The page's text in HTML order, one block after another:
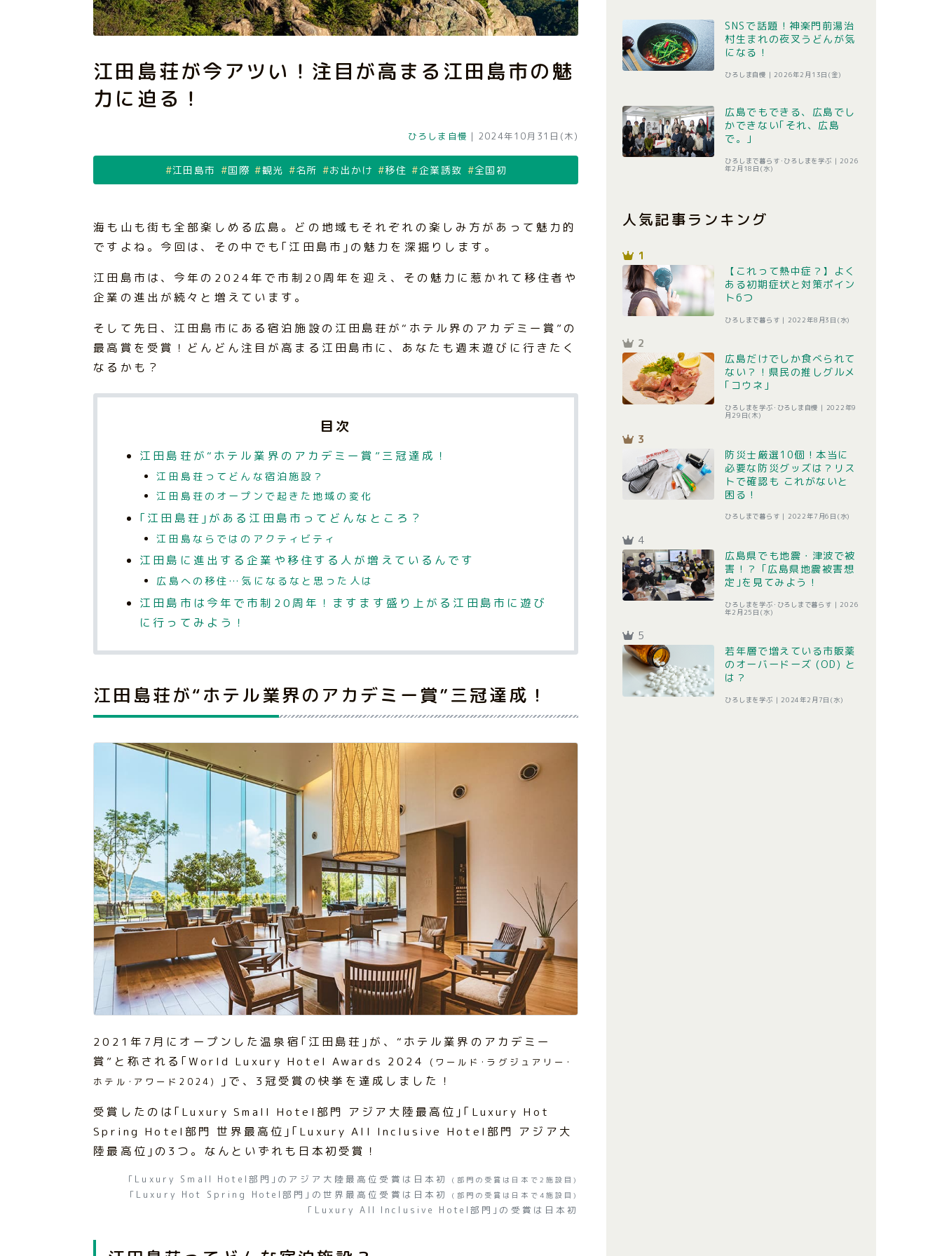
江田島荘が今アツい！注目が高まる江田島市の魅
力に迫る！
ひろしま自慢 | 2024年10月31日(木)
江田島市 国際 観光 名所 お出かけ 移住 企業誘致 全国初
海も山も街も全部楽しめる広島。どの地域もそれぞれの楽しみ方があって魅力的
ですよね。今回は、その中でも｢江田島市｣の魅力を深掘りします。
江田島市は、今年の2024年で市制20周年を迎え、その魅力に惹かれて移住者や
企業の進出が続々と増えています。
そして先日、江田島市にある宿泊施設の江田島荘が“ホテル界のアカデミー賞”の
最高賞を受賞！どんどん注目が高まる江田島市に、あなたも週末遊びに行きたく
なるかも？
目次
江田島荘が“ホテル業界のアカデミー賞”三冠達成！
江田島荘ってどんな宿泊施設？
江田島荘のオープンで起きた地域の変化
｢江田島荘｣がある江田島市ってどんなところ？
江田島ならではのアクティビティ
江田島に進出する企業や移住する人が増えているんです
広島への移住…気になるなと思った人は
江田島市は今年で市制20周年！ますます盛り上がる江田島市に遊び
に行ってみよう！
江田島荘が“ホテル業界のアカデミー賞”三冠達成！
2021年7月にオープンした温泉宿｢江田島荘｣が、“ホテル業界のアカデミー
賞”と称される｢World Luxury Hotel Awards 2024
(ワールド･ラグジュアリー･
ホテル･アワード2024)
｣で、3冠受賞の快挙を達成しました！
受賞したのは｢Luxury Small Hotel部門 アジア大陸最高位｣｢Luxury Hot
Spring Hotel部門 世界最高位｣｢Luxury All Inclusive Hotel部門 アジア大
陸最高位｣の3つ。なんといずれも日本初受賞！
｢Luxury Small Hotel部門｣のアジア大陸最高位受賞は日本初 (部門の受賞は日本で2施設目)
｢Luxury Hot Spring Hotel部門｣の世界最高位受賞は日本初 (部門の受賞は日本で4施設目)
｢Luxury All Inclusive Hotel部門｣の受賞は日本初
SNSで話題！神楽門前湯治
村生まれの夜叉うどんが気
になる！
ひろしま自慢 | 2026年2月13日(金)
広島でもできる、広島でし
かできない｢それ、広島
で。｣
ひろしまで暮らす･ひろしまを学ぶ | 2026
年2月18日(水)
人気記事ランキング
1
【これって熱中症？】よく
ある初期症状と対策ポイン
ト6つ
ひろしまで暮らす | 2022年8月3日(水)
2
広島だけでしか食べられて
ない？！県民の推しグルメ
｢コウネ｣
ひろしまを学ぶ･ひろしま自慢 | 2022年9
月29日(木)
3
防災士厳選10個！本当に
必要な防災グッズは？リス
トで確認も これがないと
困る！
ひろしまで暮らす | 2022年7月6日(水)
4
広島県でも地震・津波で被
害！？ ｢広島県地震被害想
定｣を見てみよう！
ひろしまを学ぶ･ひろしまで暮らす | 2026
年2月25日(水)
5
若年層で増えている市販薬
のオーバードーズ (OD) と
は？
ひろしまを学ぶ | 2024年2月7日(水)